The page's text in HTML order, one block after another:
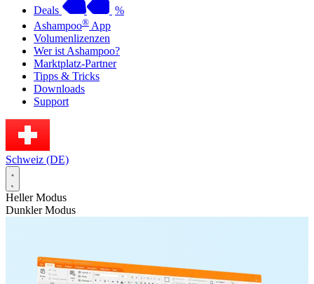
Deals
%
Ashampoo® App
Volumenlizenzen
Wer ist Ashampoo?
Marktplatz-Partner
Tipps & Tricks
Downloads
Support
Schweiz (DE)
Heller Modus
Dunkler Modus